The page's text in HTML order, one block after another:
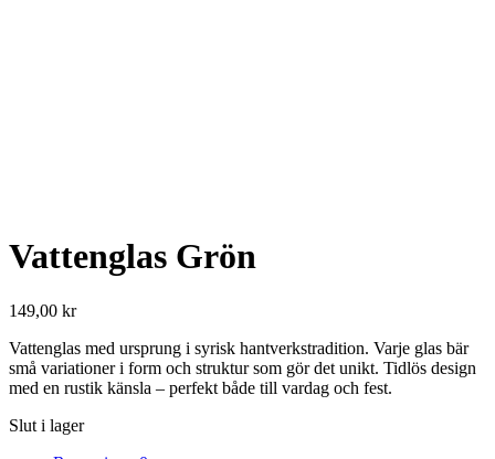
Vattenglas Grön
149,00 kr
Vattenglas med ursprung i syrisk hantverkstradition. Varje glas bär
små variationer i form och struktur som gör det unikt. Tidlös design
med en rustik känsla – perfekt både till vardag och fest.
Slut i lager